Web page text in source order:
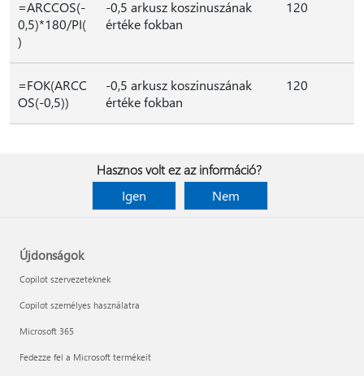
=ARCCOS(-
0,5)*180/PI(
)
-0,5 arkusz koszinuszának
értéke fokban
120
=FOK(ARCC
OS(-0,5))
-0,5 arkusz koszinuszának
értéke fokban
120
Hasznos volt ez az információ?
Igen
Nem
Újdonságok
Copilot szervezeteknek
Copilot személyes használatra
Microsoft 365
Fedezze fel a Microsoft termékeit